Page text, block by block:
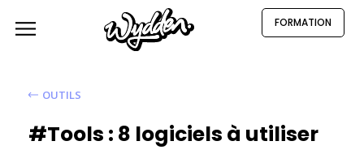
FORMATION
OUTILS
#Tools : 8 logiciels à utiliser